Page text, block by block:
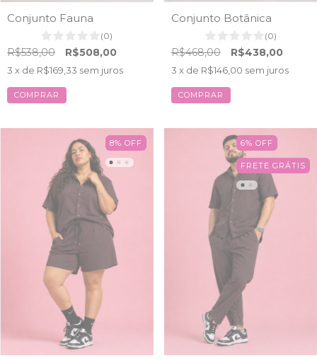
Conjunto Fauna
(0)
R$538,00 R$508,00
3 x de R$169,33 sem juros
COMPRAR
Conjunto Botânica
(0)
R$468,00 R$438,00
3 x de R$146,00 sem juros
COMPRAR
8% OFF 6% OFF
FRETE GRÁTIS